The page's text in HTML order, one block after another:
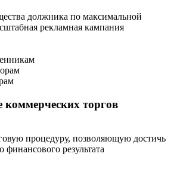
должника по максимальной
рекламная кампания
коммерческих торгов
процедуру, позволяющую достичь
финансового результата